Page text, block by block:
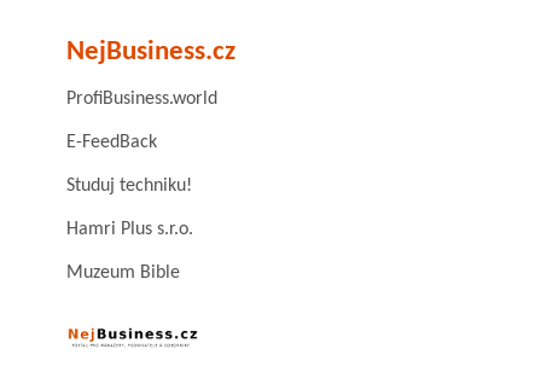
NejBusiness.cz
ProfiBusiness.world
E-FeedBack
Studuj techniku!
Hamri Plus s.r.o.
Muzeum Bible